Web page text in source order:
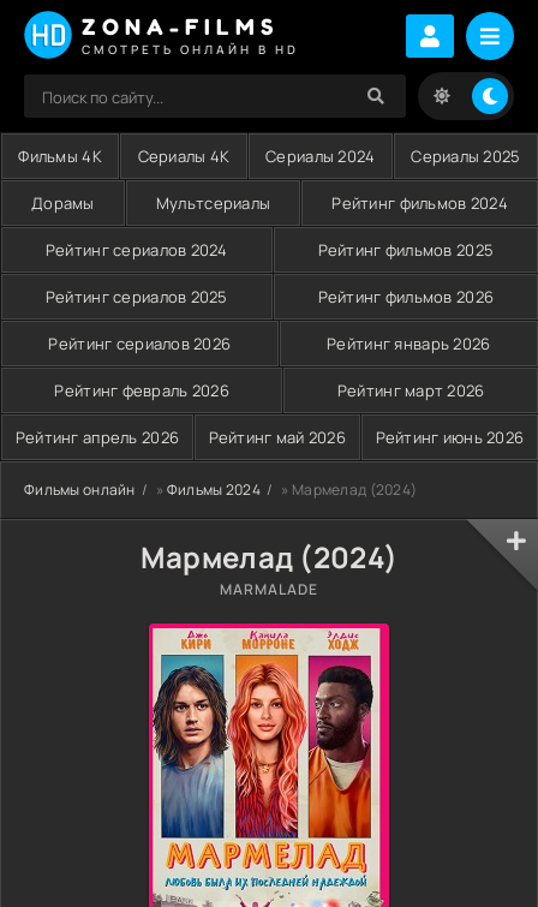
ZONA-FILMS
СМОТРЕТЬ ОНЛАЙН В HD
Фильмы 4K Сериалы 4K Сериалы 2024 Сериалы 2025
Дорамы Мультсериалы Рейтинг фильмов 2024
Рейтинг сериалов 2024 Рейтинг фильмов 2025
Рейтинг сериалов 2025 Рейтинг фильмов 2026
Рейтинг сериалов 2026 Рейтинг январь 2026
Рейтинг февраль 2026 Рейтинг март 2026
Рейтинг апрель 2026 Рейтинг май 2026 Рейтинг июнь 2026
Фильмы онлайн » Фильмы 2024 » Мармелад (2024)
Мармелад (2024)
MARMALADE